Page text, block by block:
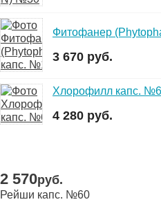
Фитофанер
3 670 руб.
Хлорофилл капс.
4 280 руб.
2 570руб.
Рейши капс. №60